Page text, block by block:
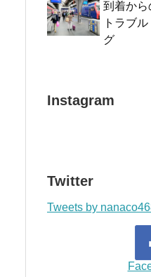
到着から
トラブ
グ
Instagram
Twitter
Tweets by